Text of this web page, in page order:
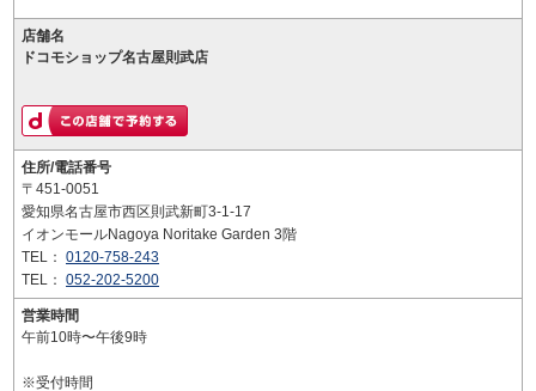
店舗名
ドコモショップ名古屋則武店
住所/電話番号
〒451-0051
愛知県名古屋市西区則武新町3-1-17
イオンモールNagoya Noritake Garden 3階
TEL： 0120-758-243
TEL： 052-202-5200
営業時間
午前10時〜午後9時
※受付時間